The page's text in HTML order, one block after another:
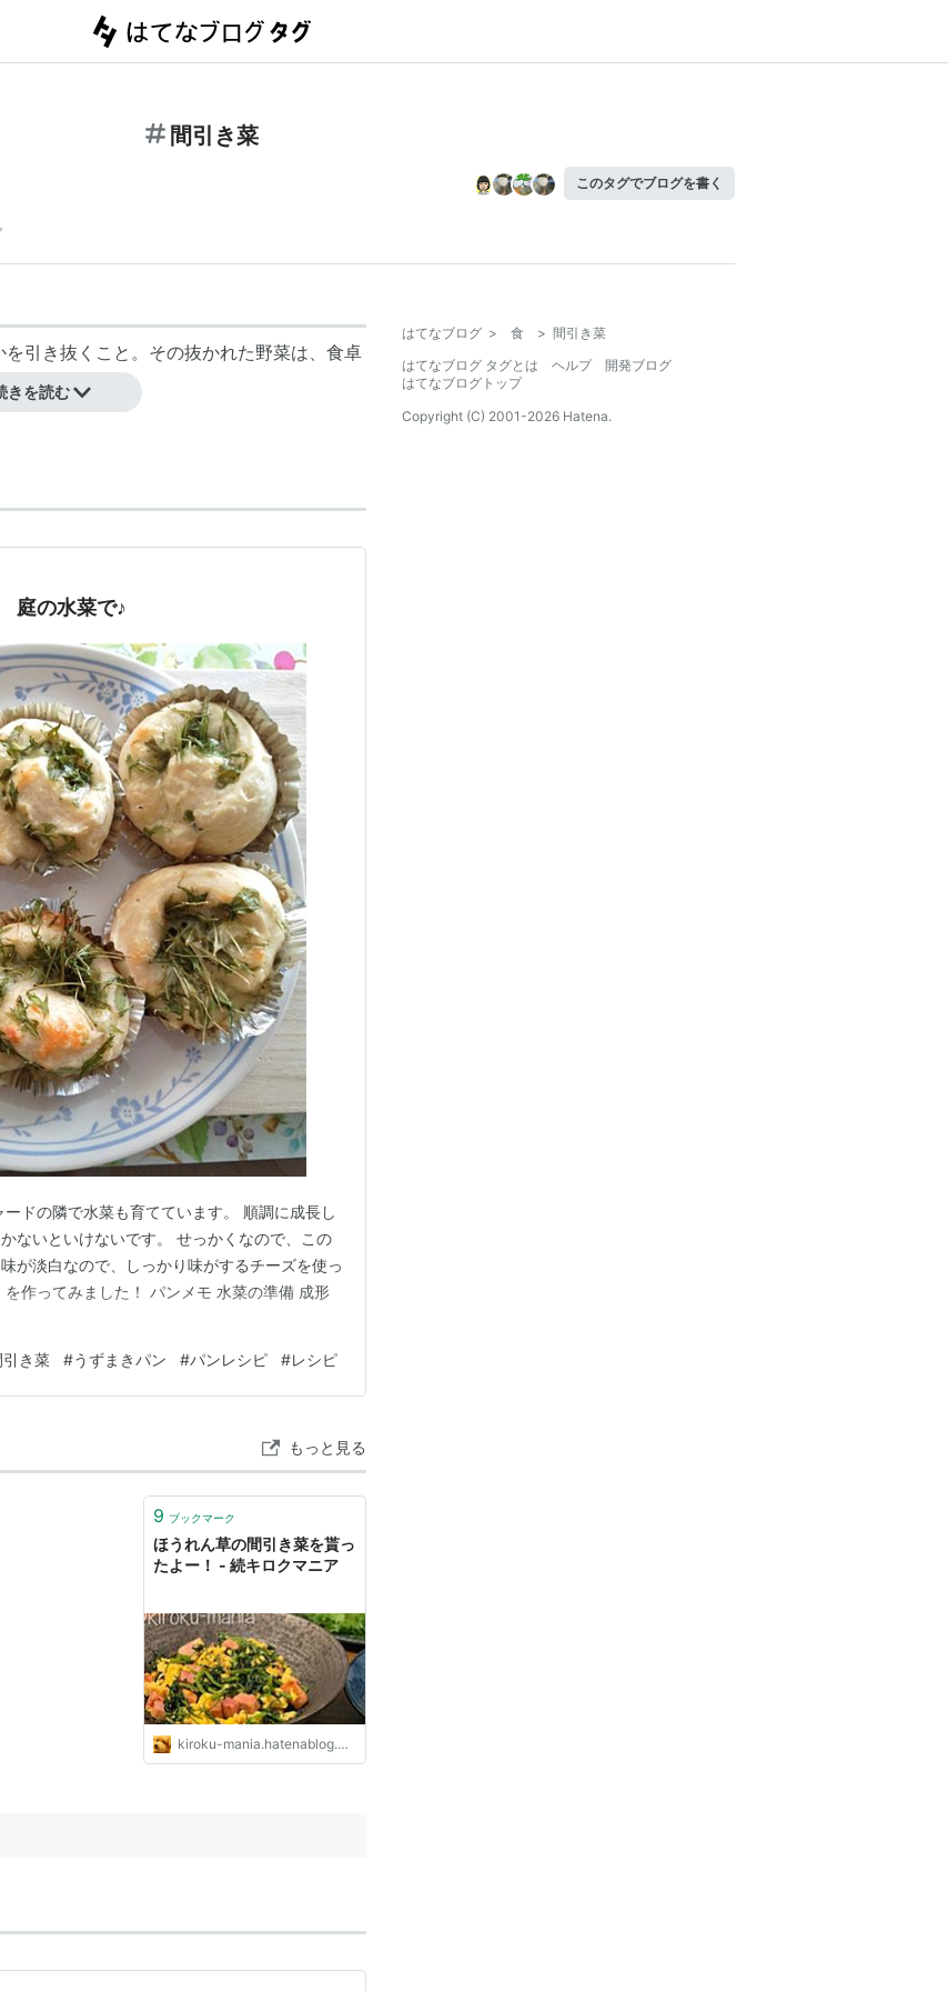
間引き菜
このタグでブログを書く
引き抜くこと。その抜かれた野菜は、食卓
きを読む
庭の水菜で♪
ドの隣で水菜も育てています。 順調に成長し
ないといけないです。 せっかくなので、この
が淡白なので、しっかり味がするチーズを使っ
作ってみました！ パンメモ 水菜の準備 成形
引き菜 #うずまきパン #パンレシピ #レシピ
もっと見る
9 ブックマーク
ほうれん草の間引き菜を貰っ
たよー！ - 続キロクマニア
kiroku-mania.hatenablog.com
はてなブログ > 食 > 間引き菜
はてなブログ タグとは
ヘルプ
開発ブログ
はてなブログトップ
Copyright (C) 2001-2026 Hatena.